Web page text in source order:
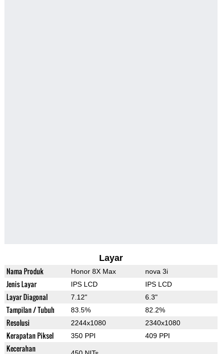
Layar
Nama Produk Honor 8X Max nova 3i
Jenis Layar IPS LCD IPS LCD
Layar Diagonal 7.12" 6.3"
Tampilan / Tubuh 83.5% 82.2%
Resolusi 2244x1080 2340x1080
Kerapatan Piksel 350 PPI 409 PPI
Kecerahan